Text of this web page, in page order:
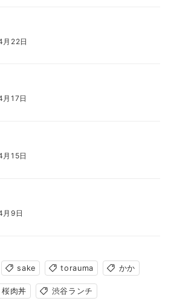
22日
17日
15日
9日
sake torauma かか
桜肉丼 渋谷ランチ